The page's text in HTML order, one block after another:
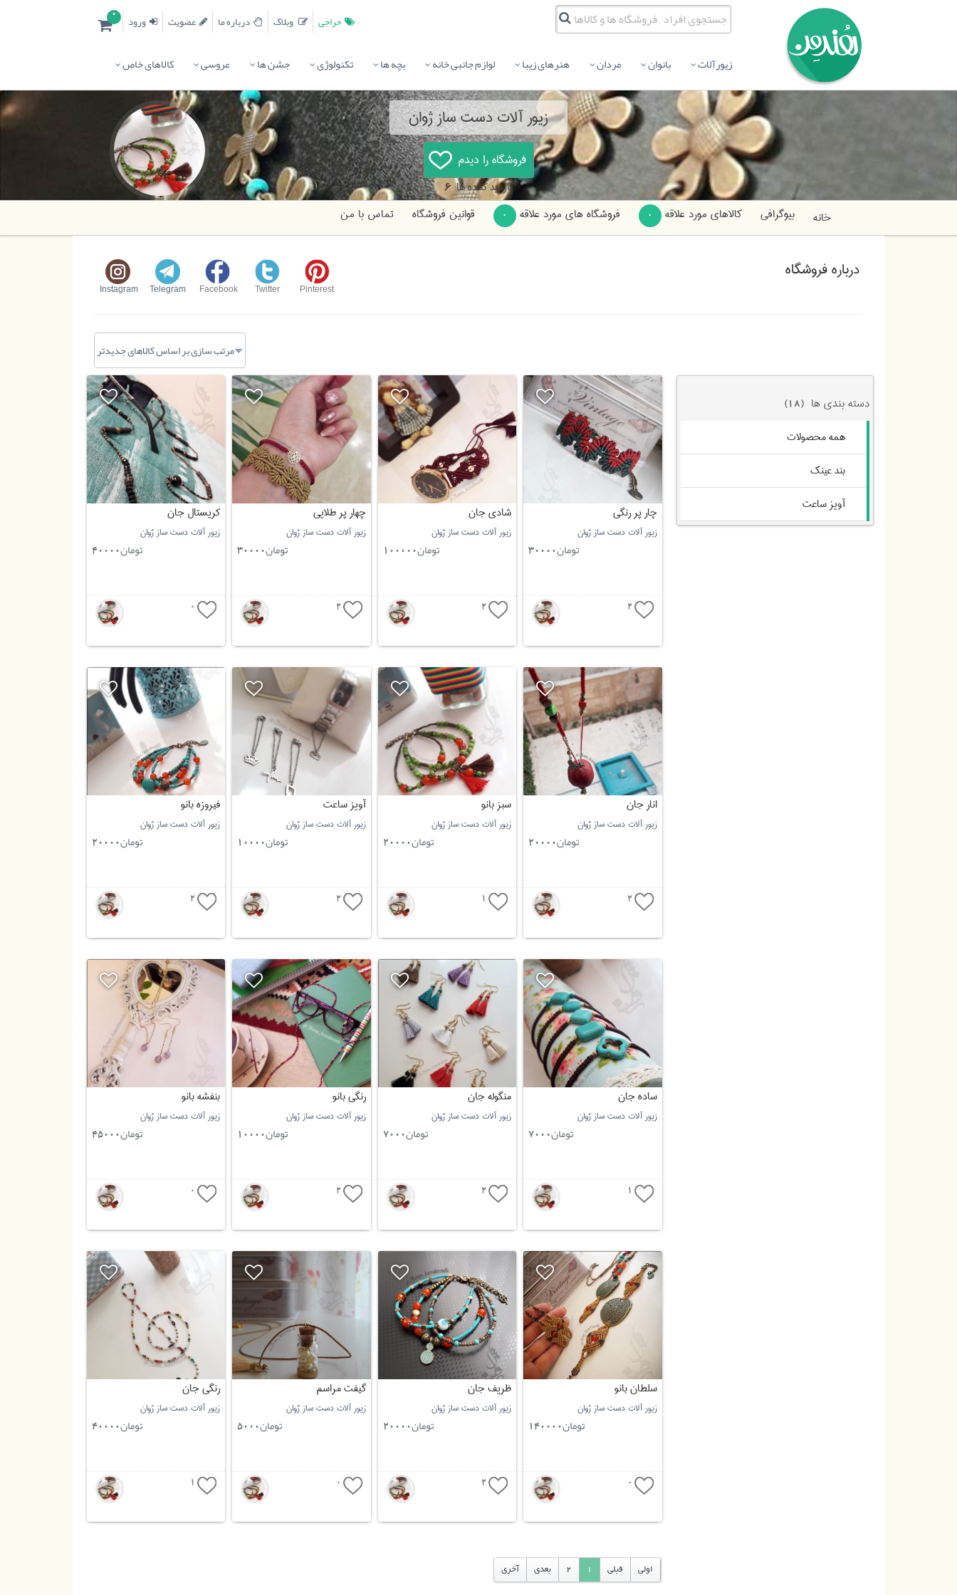
0 ورود عضویت درباره ما حراجی
زیورآلات بانوان مردان هنرهای زیبا لوازم جانبی خانه بچه ها تکنولوژی جشن ها عروسی کالاهای خاص
زیور آلات دست ساز ژوان
بازدید کننده ها: 6
خانه بیوگرافی کالاهای مورد علاقه 0 فروشگاه های مورد علاقه 0 قوانین فروشگاه تماس با من
درباره فروشگاه
Instagram Telegram Facebook Twitter Pinterest
مرتب سازی بر اساس کالاهای جدیدتر
دسته بندی ها (18)
همه محصولات
بند عینک
آویز ساعت
چار پر رنگی
زیور آلات دست ساز ژوان
تومان30000
2
شادی جان
زیور آلات دست ساز ژوان
تومان100000
2
چهار پر طلایی
زیور آلات دست ساز ژوان
تومان30000
2
کریستال جان
زیور آلات دست ساز ژوان
تومان40000
0
انار جان
زیور آلات دست ساز ژوان
تومان20000
2
سبز بانو
زیور آلات دست ساز ژوان
تومان20000
1
آویز ساعت
زیور آلات دست ساز ژوان
تومان10000
2
فیروزه بانو
زیور آلات دست ساز ژوان
تومان20000
2
ساده جان
زیور آلات دست ساز ژوان
تومان7000
1
منگوله جان
زیور آلات دست ساز ژوان
تومان7000
2
رنگی بانو
زیور آلات دست ساز ژوان
تومان10000
2
بنفشه بانو
زیور آلات دست ساز ژوان
تومان45000
0
سلطان بانو
زیور آلات دست ساز ژوان
تومان140000
0
ظریف جان
زیور آلات دست ساز ژوان
تومان20000
2
گیفت مراسم
زیور آلات دست ساز ژوان
تومان5000
0
رنگی جان
زیور آلات دست ساز ژوان
تومان40000
1
اولی قبلی 1
2 بعدی آخری